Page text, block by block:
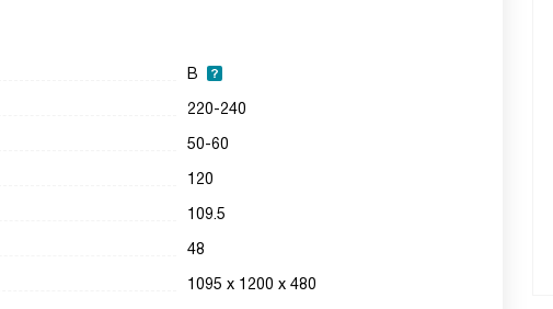
B
220-240
50-60
120
109.5
48
1095 х 1200 х 480